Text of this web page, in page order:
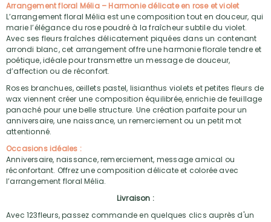
Arrangement floral Mélia – Harmonie délicate en rose et violet
L’arrangement floral Mélia est une composition tout en douceur, qui
marie l’élégance du rose poudré à la fraîcheur subtile du violet.
Avec ses fleurs fraîches délicatement piquées dans un contenant
arrondi blanc, cet arrangement offre une harmonie florale tendre et
poétique, idéale pour transmettre un message de douceur,
d’affection ou de réconfort.
Roses branchues, œillets pastel, lisianthus violets et petites fleurs de
wax viennent créer une composition équilibrée, enrichie de feuillage
panaché pour une belle structure. Une création parfaite pour un
anniversaire, une naissance, un remerciement ou un petit mot
attentionné.
Occasions idéales :
Anniversaire, naissance, remerciement, message amical ou
réconfortant. Offrez une composition délicate et colorée avec
l’arrangement floral Mélia.
Livraison :
Avec 123fleurs, passez commande en quelques clics auprès d'un